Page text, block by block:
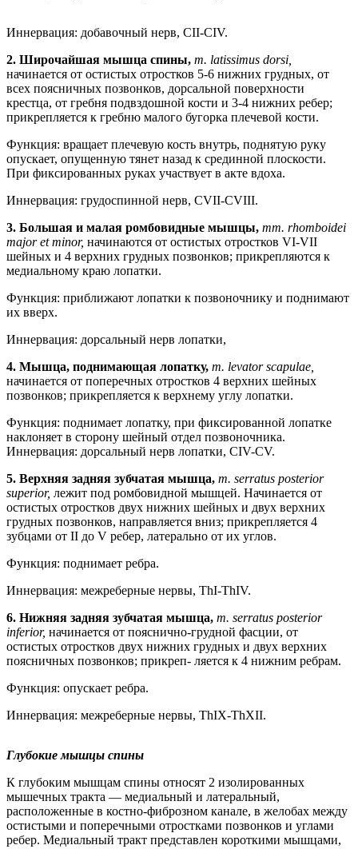
Иннервация: добавочный нерв, CII-CIV.
2. Широчайшая мышца спины, m. latissimus dorsi,
начинается от остистых отростков 5-6 нижних грудных, от
всех поясничных позвонков, дорсальной поверхности
крестца, от гребня подвздошной кости и 3-4 нижних ребер;
прикрепляется к гребню малого бугорка плечевой кости.
Функция: вращает плечевую кость внутрь, поднятую руку
опускает, опущенную тянет назад к срединной плоскости.
При фиксированных руках участвует в акте вдоха.
Иннервация: грудоспинной нерв, СVII-СVIII.
3. Большая и малая ромбовидные мышцы, mm. rhomboidei
major et minor, начинаются от остистых отростков VI-VII
шейных и 4 верхних грудных позвонков; прикрепляются к
медиальному краю лопатки.
Функция: приближают лопатки к позвоночнику и поднимают
их вверх.
Иннервация: дорсальный нерв лопатки,
4. Мышца, поднимающая лопатку, т. levator scapulae,
начинается от поперечных отростков 4 верхних шейных
позвонков; прикрепляется к верхнему углу лопатки.
Функция: поднимает лопатку, при фиксированной лопатке
наклоняет в сторону шейный отдел позвоночника.
Иннервация: дорсальный нерв лопатки, СIV-СV.
5. Верхняя задняя зубчатая мышца, т. serratus posterior
superior, лежит под ромбовидной мышцей. Начинается от
остистых отростков двух нижних шейных и двух верхних
грудных позвонков, направляется вниз; прикрепляется 4
зубцами от II до V ребер, латерально от их углов.
Функция: поднимает ребра.
Иннервация: межреберные нервы, ThI-ThIV.
6. Нижняя задняя зубчатая мышца, т. serratus posterior
inferior, начинается от пояснично-грудной фасции, от
остистых отростков двух нижних грудных и двух верхних
поясничных позвонков; прикреп- ляется к 4 нижним ребрам.
Функция: опускает ребра.
Иннервация: межреберные нервы, ThIX-ThXII.
Глубокие мышцы спины
К глубоким мышцам спины относят 2 изолированных
мышечных тракта — медиальный и латеральный,
расположенные в костно-фиброзном канале, в желобах между
остистыми и поперечными отростками позвонков и углами
ребер. Медиальный тракт представлен короткими мышцами,